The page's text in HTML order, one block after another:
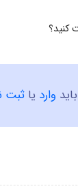
کنید؟
وارد یا ثبت